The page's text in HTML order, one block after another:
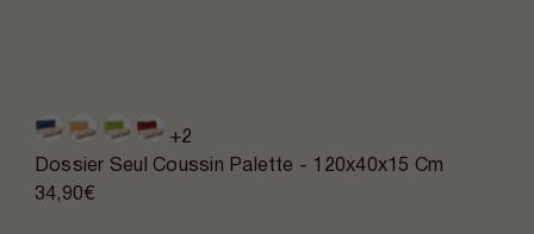
+2
Dossier Seul Coussin Palette - 120x40x15 Cm
34,90€